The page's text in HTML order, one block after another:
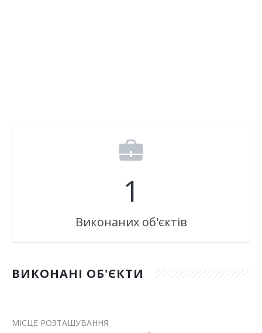
1
Виконаних об'єктів
ВИКОНАНІ ОБ'ЄКТИ
МІСЦЕ РОЗТАШУВАННЯ